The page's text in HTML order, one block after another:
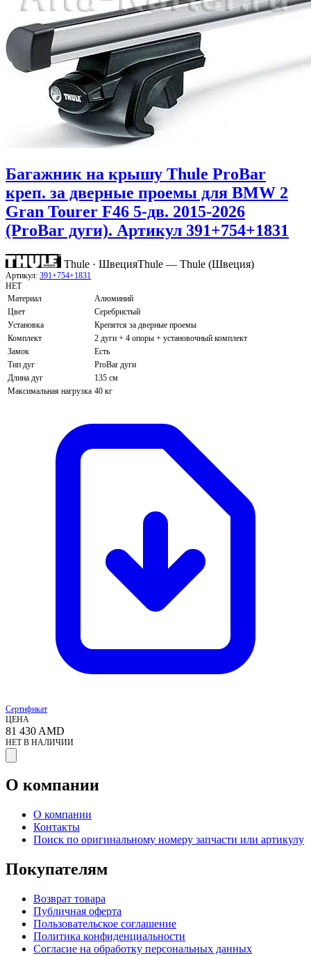
Багажник на крышу Thule ProBar
креп. за дверные проемы для BMW 2
Gran Tourer F46 5-дв. 2015-2026
(ProBar дуги). Артикул 391+754+1831
Thule · ШвецияThule — Thule (Швеция)
Артикул: 391+754+1831
НЕТ
Материал
Алюминий
Цвет
Серебристый
Установка
Крепятся за дверные проемы
Комплект
2 дуги + 4 опоры + установочный комплект
Замок
Есть
Тип дуг
ProBar дуги
Длина дуг
135 см
Максимальная нагрузка 40 кг
Сертификат
ЦЕНА
81 430 AMD
НЕТ В НАЛИЧИИ
О компании
О компании
Контакты
Поиск по оригинальному номеру запчасти или артикулу
Покупателям
Возврат товара
Публичная оферта
Пользовательское соглашение
Политика конфиденциальности
Согласие на обработку персональных данных